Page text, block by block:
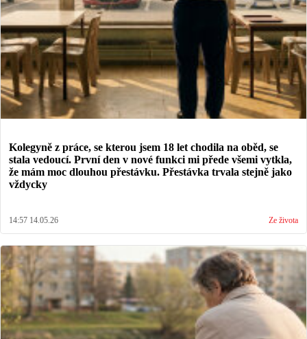
Kolegyně z práce, se kterou jsem 18 let chodila na oběd, se
stala vedoucí. První den v nové funkci mi přede všemi vytkla,
že mám moc dlouhou přestávku. Přestávka trvala stejně jako
vždycky
14:57 14.05.26 Ze života